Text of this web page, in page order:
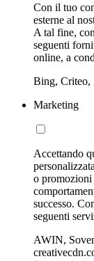
Con il tuo
esterne al
A tal fine,
seguenti
online, a
Bing, Criteo,
Marketing
Accettando
o promozioni
successo.
seguenti
AWIN,